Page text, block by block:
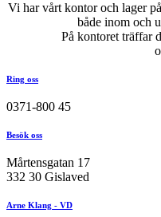
Vi har vårt kontor och lager
både inom och
På kontoret träffar
Ring oss
0371-800 45
Besök oss
Mårtensgatan 17
332 30 Gislaved
Arne Klang - VD